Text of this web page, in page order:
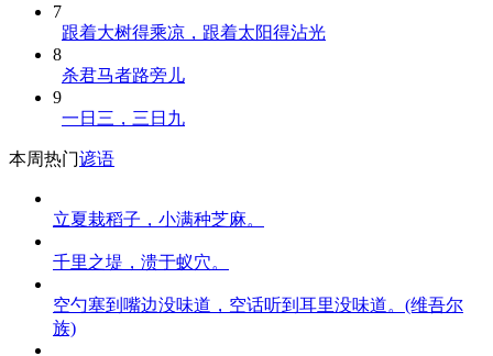
7
跟着大树得乘凉，跟着太阳得沾光
8
杀君马者路旁儿
9
一日三，三日九
本周热门谚语
立夏栽稻子，小满种芝麻。
千里之堤，溃于蚁穴。
空勺塞到嘴边没味道，空话听到耳里没味道。(维吾尔
族)